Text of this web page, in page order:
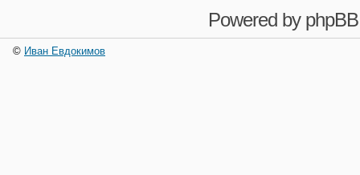
Powered by phpBB
© Иван Евдокимов